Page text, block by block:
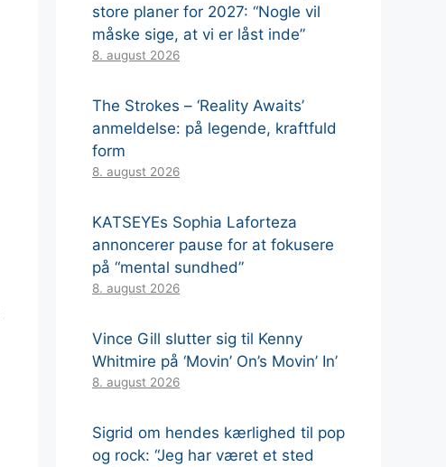
store planer for 2027: “Nogle vil
måske sige, at vi er låst inde”
8. august 2026
The Strokes – ‘Reality Awaits’
anmeldelse: på legende, kraftfuld
form
8. august 2026
KATSEYEs Sophia Laforteza
annoncerer pause for at fokusere
på “mental sundhed”
8. august 2026
Vince Gill slutter sig til Kenny
Whitmire på ‘Movin’ On’s Movin’ In’
8. august 2026
Sigrid om hendes kærlighed til pop
og rock: “Jeg har været et sted